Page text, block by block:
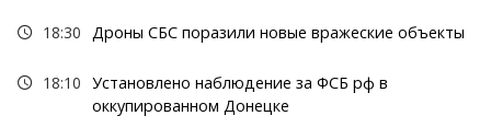
18:30 Дроны СБС поразили новые вражеские объекты
18:10 Установлено наблюдение за ФСБ рф в
оккупированном Донецке